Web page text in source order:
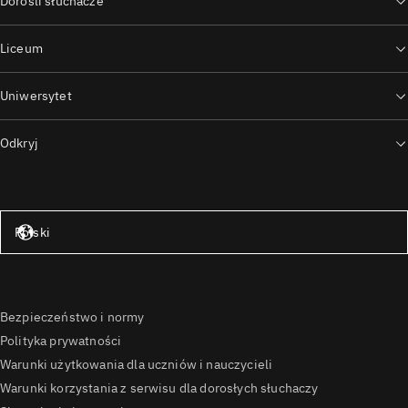
Liceum
Uniwersytet
Odkryj
Polski
Bezpieczeństwo i normy
Polityka prywatności
Warunki użytkowania dla uczniów i nauczycieli
Warunki korzystania z serwisu dla dorosłych słuchaczy